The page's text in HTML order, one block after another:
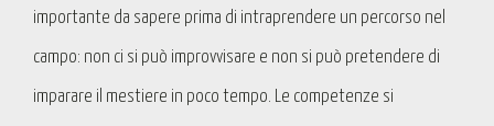
importante da sapere prima di intraprendere un percorso nel
campo: non ci si può improvvisare e non si può pretendere di
imparare il mestiere in poco tempo. Le competenze si